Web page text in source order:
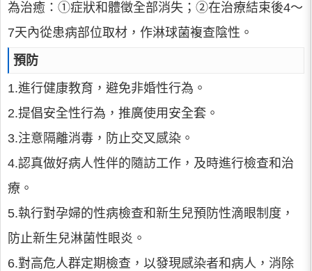
為治癒：①症狀和體徵全部消失；②在治療結束後4～
7天內從患病部位取材，作淋球菌複查陰性。
預防
1.進行健康教育，避免非婚性行為。
2.提倡安全性行為，推廣使用安全套。
3.注意隔離消毒，防止交叉感染。
4.認真做好病人性伴的隨訪工作，及時進行檢查和治
療。
5.執行對孕婦的性病檢查和新生兒預防性滴眼制度，
防止新生兒淋菌性眼炎。
6.對高危人群定期檢查，以發現感染者和病人，消除